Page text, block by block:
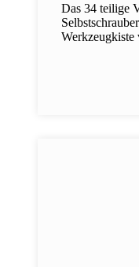
Das 34 teilige
Werkzeugkiste